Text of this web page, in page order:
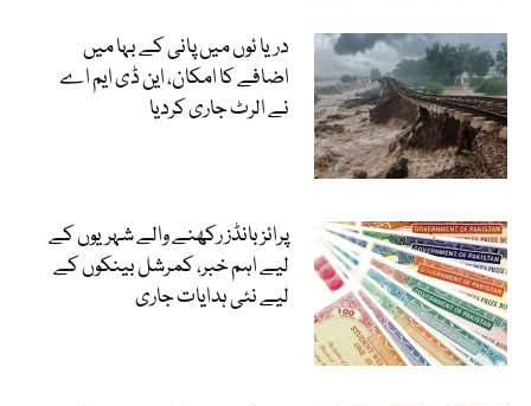
دریا ئوں میں پانی کے بہا میں
اضافے کا امکان، این ڈی ایم اے
نے الرٹ جاری کردیا
پرائز بانڈز رکھنے والے شہریوں کے
لیے اہم خبر، کمرشل بینکوں کے
لیے نئی ہدایات جاری